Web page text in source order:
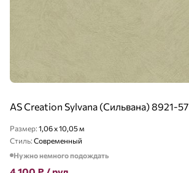
AS Creation Sylvana (Сильвана) 8921-57
Размер: 1,06 x 10,05 м
Стиль: Современный
Нужно немного подождать